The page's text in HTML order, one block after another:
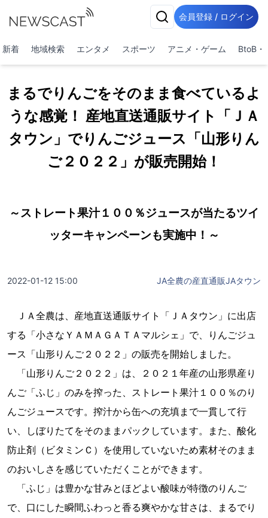
会員登録 / ログイン
新着 地域検索 エンタメ スポーツ アニメ・ゲーム BtoB・
まるでりんごをそのまま食べているよ
うな感覚！ 産地直送通販サイト「ＪＡ
タウン」でりんごジュース「山形りん
ご２０２２」が販売開始！
～ストレート果汁１００％ジュースが当たるツイ
ッターキャンペーンも実施中！～
2022-01-12 15:00 JA全農の産直通販JAタウン
ＪＡ全農は、産地直送通販サイト「ＪＡタウン」に出店
する「小さなＹＡＭＡＧＡＴＡマルシェ」で、りんごジュ
ース「山形りんご２０２２」の販売を開始しました。
「山形りんご２０２２」は、２０２１年産の山形県産り
んご「ふじ」のみを搾った、ストレート果汁１００％のり
んごジュースです。搾汁から缶への充填まで一貫して行
い、しぼりたてをそのままパックしています。また、酸化
防止剤（ビタミンＣ）を使用していないため素材そのまま
のおいしさを感じていただくことができます。
「ふじ」は豊かな甘みとほどよい酸味が特徴のりんご
で、口にした瞬間ふわっと香る爽やかな甘さは、まるでり